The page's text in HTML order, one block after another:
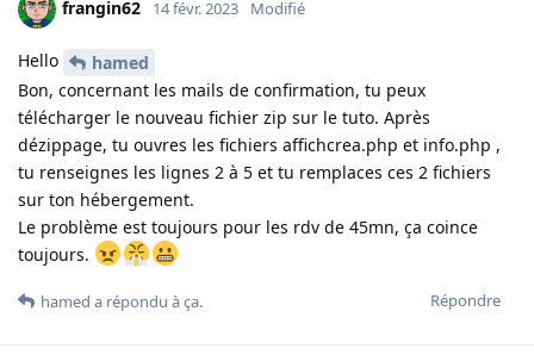
frangin62 14 févr. 2023 Modifié
Hello
hamed
Bon, concernant les mails de confirmation, tu peux
télécharger le nouveau fichier zip sur le tuto. Après
dézippage, tu ouvres les fichiers affichcrea.php et info.php ,
tu renseignes les lignes 2 à 5 et tu remplaces ces 2 fichiers
sur ton hébergement.
Le problème est toujours pour les rdv de 45mn, ça coince
toujours.
Répondre
hamed a répondu à ça.